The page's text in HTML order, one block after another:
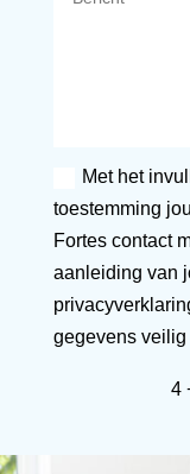
Met het
toestemming
Fortes contact
aanleiding van
gegevens veilig
4